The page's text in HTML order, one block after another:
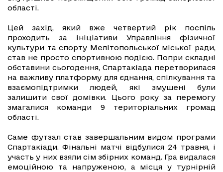
області.
Цей захід, який вже четвертий рік поспіль
проходить за ініціативи Управління фізичної
культури та спорту Мелітопольської міської ради,
став не просто спортивною подією. Попри складні
обставини сьогодення, Спартакіада перетворилася
на важливу платформу для єднання, спілкування та
взаємопідтримки людей, які змушені були
залишити свої домівки. Цього року за перемогу
змагалися команди 9 територіальних громад
області.
Саме футзал став завершальним видом програми
Спартакіади. Фінальні матчі відбулися 24 травня, і
участь у них взяли сім збірних команд. Гра видалася
емоційною та напруженою, а місця у турнірній